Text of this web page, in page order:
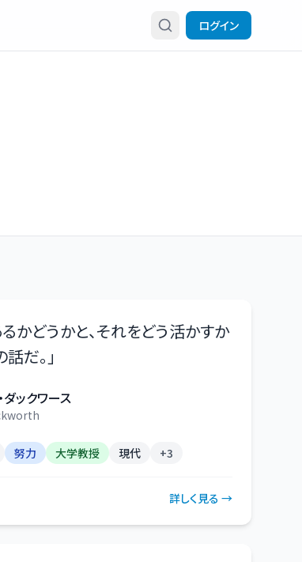
ログイン
かどうかと、それをどう活かすか
話だ。 」
ダックワース
努力 大学教授 現代 +3
詳しく見る →